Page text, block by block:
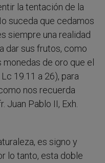
la tentación de la
suceda que cedamos
siempre una realidad
dar sus frutos, como
monedas de oro que el
19.11 a 26), para
nos recuerda
Juan Pablo II, Exh.
es signo y
lo tanto, esta doble